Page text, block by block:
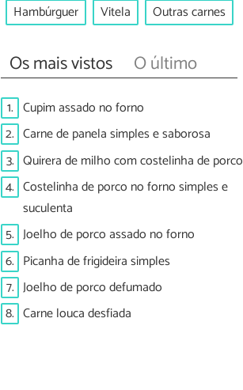
Hambúrguer
Vitela Outras carnes
Os mais vistos O último
1. Cupim assado no forno
2. Carne de panela simples e saborosa
3. Quirera de milho com costelinha de porco
4. Costelinha de porco no forno simples e
suculenta
5. Joelho de porco assado no forno
6. Picanha de frigideira simples
7. Joelho de porco defumado
8. Carne louca desfiada